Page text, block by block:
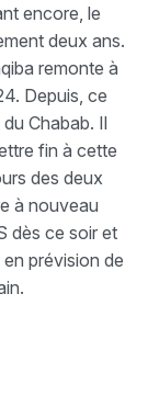
encore, le
deux ans.
remonte à
Depuis, ce
Chabab. Il
fin à cette
des deux
à nouveau
dès ce soir et
prévision de